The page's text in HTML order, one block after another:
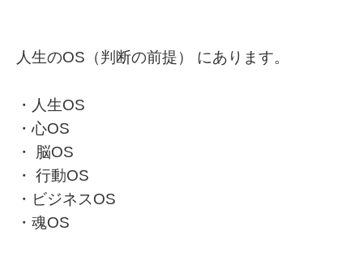
人生のOS（判断の前提） にあります。
・人生OS
・心OS
・ 脳OS
・ 行動OS
・ビジネスOS
・魂OS